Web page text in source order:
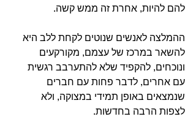
להם להיות, אחרת זה ממש קשה.
ההמלצה לאנשים שנוטים לקחת ללב היא
להשאר במרכז של עצמם, מקורקעים
ונוכחים, להקפיד שלא להתערבב רגשית
עם אחרים, לדבר פחות עם חברים
שנמצאים באופן תמידי במצוקה, ולא
לצפות הרבה בחדשות.